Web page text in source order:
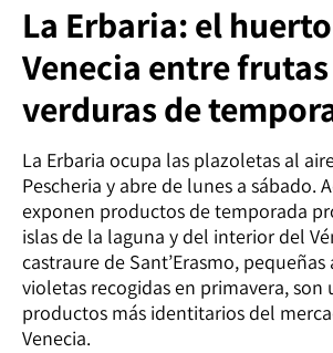
La Erbaria: el
Venecia entre
verduras de
La Erbaria ocupa las plazoletas al
Pescheria y abre de lunes a sábado.
exponen productos de temporada
islas de la laguna y del interior del
castraure de Sant’Erasmo, pequeñas
violetas recogidas en primavera, son
productos más identitarios del
Venecia.